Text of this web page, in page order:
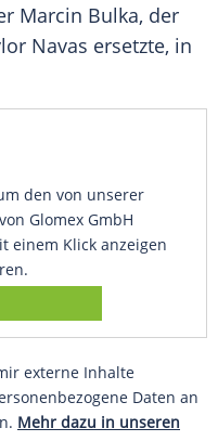
Marcin Bulka, der
Navas ersetzte, in
den von unserer
Glomex GmbH
einem Klick anzeigen
externe Inhalte
Daten an
Mehr dazu in unseren